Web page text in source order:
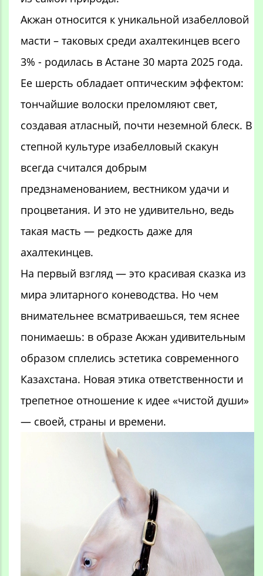
Акжан относится к уникальной изабелловой
масти – таковых среди ахалтекинцев всего
3% - родилась в Астане 30 марта 2025 года.
Ее шерсть обладает оптическим эффектом:
тончайшие волоски преломляют свет,
создавая атласный, почти неземной блеск. В
степной культуре изабелловый скакун
всегда считался добрым
предзнаменованием, вестником удачи и
процветания. И это не удивительно, ведь
такая масть — редкость даже для
ахалтекинцев.
На первый взгляд — это красивая сказка из
мира элитарного коневодства. Но чем
внимательнее всматриваешься, тем яснее
понимаешь: в образе Акжан удивительным
образом сплелись эстетика современного
Казахстана. Новая этика ответственности и
трепетное отношение к идее «чистой души»
— своей, страны и времени.